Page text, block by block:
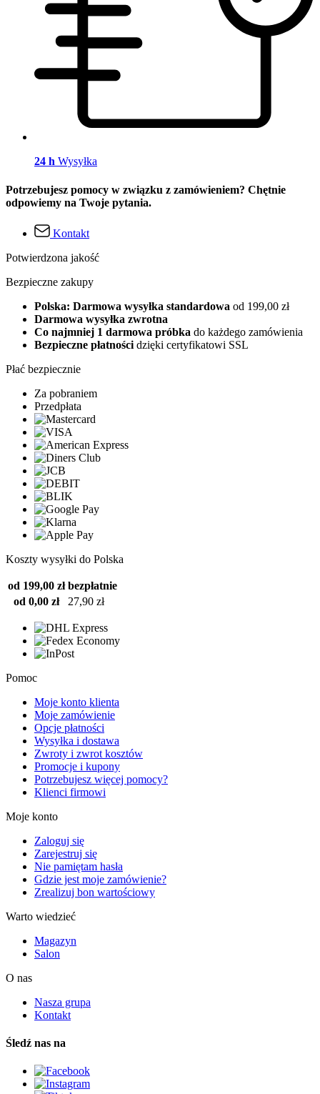
24 h Wysyłka
Potrzebujesz pomocy w związku z zamówieniem? Chętnie
odpowiemy na Twoje pytania.
Kontakt
Potwierdzona jakość
Bezpieczne zakupy
Polska: Darmowa wysyłka standardowa od 199,00 zł
Darmowa wysyłka zwrotna
Co najmniej 1 darmowa próbka do każdego zamówienia
Bezpieczne płatności dzięki certyfikatowi SSL
Płać bezpiecznie
Za pobraniem
Przedpłata
Koszty wysyłki do Polska
od 199,00 zł bezpłatnie
od 0,00 zł
27,90 zł
Pomoc
Moje konto klienta
Moje zamówienie
Opcje płatności
Wysyłka i dostawa
Zwroty i zwrot kosztów
Promocje i kupony
Potrzebujesz więcej pomocy?
Klienci firmowi
Moje konto
Zaloguj się
Zarejestruj się
Nie pamiętam hasła
Gdzie jest moje zamówienie?
Zrealizuj bon wartościowy
Warto wiedzieć
Magazyn
Salon
O nas
Nasza grupa
Kontakt
Śledź nas na